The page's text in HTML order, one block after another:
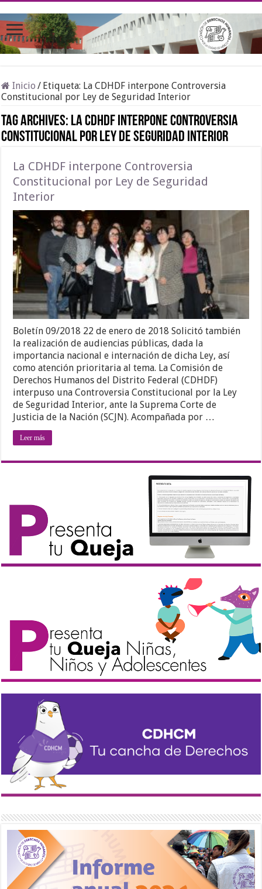
Inicio / Etiqueta: La CDHDF interpone Controversia
Constitucional por Ley de Seguridad Interior
Tag Archives: La CDHDF interpone Controversia
Constitucional por Ley de Seguridad Interior
La CDHDF interpone Controversia
Constitucional por Ley de Seguridad
Interior
Boletín 09/2018 22 de enero de 2018 Solicitó también
la realización de audiencias públicas, dada la
importancia nacional e internación de dicha Ley, así
como atención prioritaria al tema. La Comisión de
Derechos Humanos del Distrito Federal (CDHDF)
interpuso una Controversia Constitucional por la Ley
de Seguridad Interior, ante la Suprema Corte de
Justicia de la Nación (SCJN). Acompañada por …
Leer más